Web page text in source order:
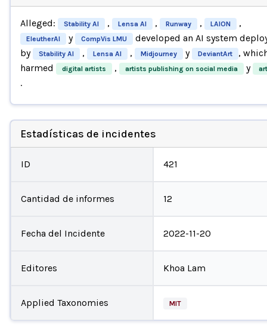
Alleged: Stability AI , Lensa AI , Runway , LAION ,
EleutherAI y CompVis LMU
developed an AI system
by
Stability AI , Lensa AI , Midjourney y DeviantArt
,
harmed
digital artists , artists publishing on social media y
.
Estadísticas de incidentes
ID 421
Cantidad de informes 12
Fecha del Incidente 2022-11-20
Editores Khoa Lam
Applied Taxonomies MIT